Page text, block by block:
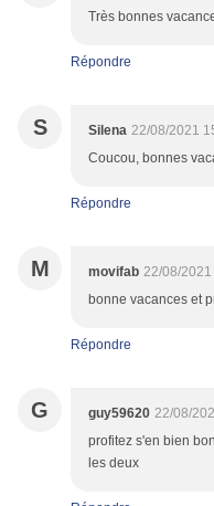
Très bonnes
Répondre
S Silena 22/08/2021
Coucou, bonnes
Répondre
M movifab 22/08/2021
bonne vacances et
Répondre
G guy59620 22/08/
profitez s'en bien
les deux